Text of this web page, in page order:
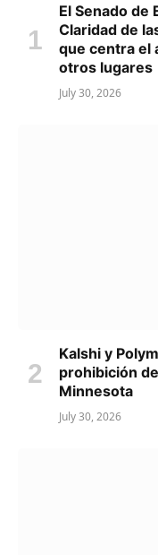
El Senado de
Claridad de
que centra el
otros lugares
July 30, 2026
Kalshi y
prohibición
Minnesota
July 30, 2026